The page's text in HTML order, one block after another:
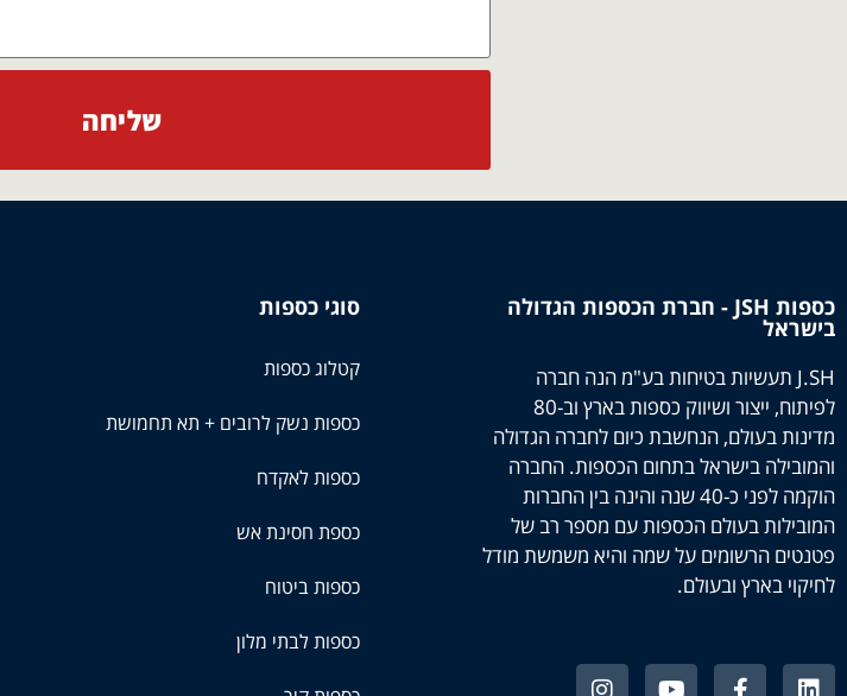
שליחה
כספות JSH - חברת הכספות הגדולה
בישראל
J.SH תעשיות בטיחות בע"מ הנה חברה
לפיתוח, ייצור ושיווק כספות בארץ וב-80
מדינות בעולם, הנחשבת כיום לחברה הגדולה
והמובילה בישראל בתחום הכספות. החברה
הוקמה לפני כ-40 שנה והינה בין החברות
המובילות בעולם הכספות עם מספר רב של
פטנטים הרשומים על שמה והיא משמשת מודל
לחיקוי בארץ ובעולם.
סוגי כספות
קטלוג כספות
כספות נשק לרובים + תא תחמושת
כספות לאקדח
כספת חסינת אש
כספות ביטוח
כספות לבתי מלון